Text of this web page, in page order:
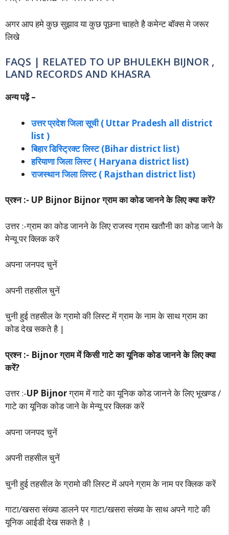
अगर आप हमे कुछ सुझाव या कुछ पूछना चाहते है कमेन्ट बॉक्स मे जरूर
लिखे
FAQS | RELATED TO UP BHULEKH BIJNOR ,
LAND RECORDS AND KHASRA
अन्य पढ़ें –
उत्तर प्रदेश जिला सूची ( Uttar Pradesh all district
list )
बिहार डिस्ट्रिक्ट लिस्ट (Bihar district list)
हरियाणा जिला लिस्ट ( Haryana district list)
राजस्थान जिला लिस्ट ( Rajsthan district list)
प्रश्न :- UP Bijnor Bijnor ग्राम का कोड जानने के लिए क्या करें?
उत्तर :-ग्राम का कोड जानने के लिए राजस्व ग्राम खतौनी का कोड जाने के
मेन्यू पर क्लिक करें
अपना जनपद चुनें
अपनी तहसील चुनें
चुनी हुई तहसील के ग्रामो की लिस्ट में ग्राम के नाम के साथ ग्राम का
कोड देख सकते है |
प्रश्न :- Bijnor ग्राम में किसी गाटे का यूनिक कोड जानने के लिए क्या
करें?
उत्तर :-UP Bijnorग्राम में गाटे का यूनिक कोड जानने के लिए भूखण्ड /
गाटे का यूनिक कोड जाने के मेन्यू पर क्लिक करें
अपना जनपद चुनें
अपनी तहसील चुनें
चुनी हुई तहसील के ग्रामो की लिस्ट में अपने ग्राम के नाम पर क्लिक करें
गाटा/खसरा संख्या डालने पर गाटा/खसरा संख्या के साथ अपने गाटे की
यूनिक आईडी देख सकते है ।